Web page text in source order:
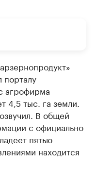
порталу
агрофирма
4,5 тыс. га земли.
В общей
с официально
пятью
находится